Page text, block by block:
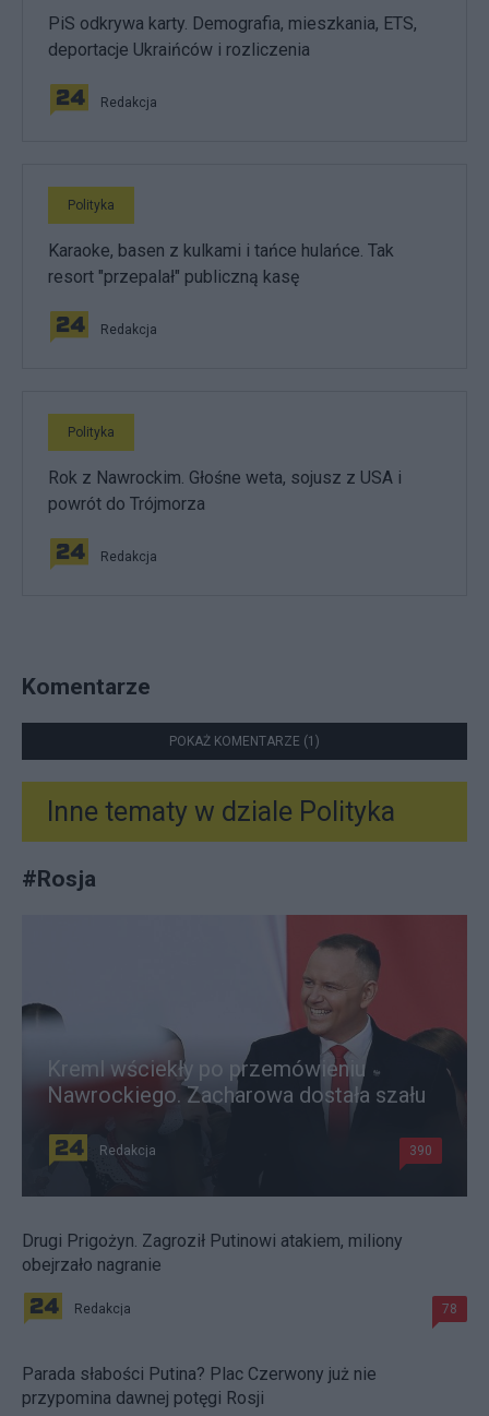
PiS odkrywa karty. Demografia, mieszkania, ETS,
deportacje Ukraińców i rozliczenia
Redakcja
Polityka
Karaoke, basen z kulkami i tańce hulańce. Tak
resort "przepalał" publiczną kasę
Redakcja
Polityka
Rok z Nawrockim. Głośne weta, sojusz z USA i
powrót do Trójmorza
Redakcja
Komentarze
POKAŻ KOMENTARZE (1)
Inne tematy w dziale Polityka
#Rosja
Kreml wściekły po przemówieniu
Nawrockiego. Zacharowa dostała szału
Redakcja 390
Drugi Prigożyn. Zagroził Putinowi atakiem, miliony
obejrzało nagranie
Redakcja 78
Parada słabości Putina? Plac Czerwony już nie
przypomina dawnej potęgi Rosji